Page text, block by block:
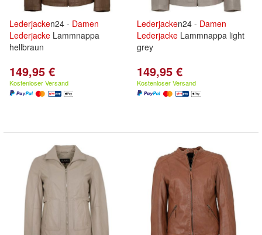
Lederjacken24 - Damen
Lederjacke Lammnappa
hellbraun
149,95 €
Kostenloser Versand
Lederjacken24 - Damen
Lederjacke Lammnappa light
grey
149,95 €
Kostenloser Versand